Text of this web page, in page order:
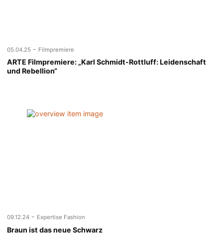
05.04.25 - Filmpremiere
ARTE Filmpremiere: „Karl Schmidt-Rottluff: Leidenschaft
und Rebellion“
09.12.24 - Expertise Fashion
Braun ist das neue Schwarz